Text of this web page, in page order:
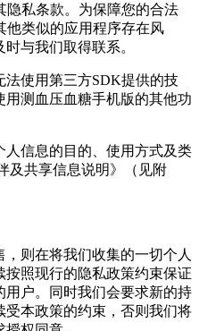
隐私条款。为保障您的合法
他类似的应用程序存在风
与我们取得联系。
使用第三方SDK提供的技
测血压血糖手机版的其他功
信息的目的、使用方式及类
及共享信息说明》（见附
则在将我们收集的一切个人
照现行的隐私政策约束保证
户。同时我们会要求新的持
本政策的约束，否则我们将